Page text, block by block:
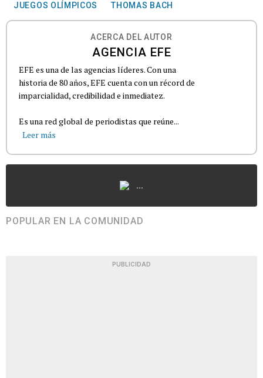
JUEGOS OLÍMPICOS
THOMAS BACH
ACERCA DEL AUTOR
AGENCIA EFE
EFE es una de las agencias líderes. Con una
historia de 80 años, EFE cuenta con un récord de
imparcialidad, credibilidad e inmediatez.
Es una red global de periodistas que reúne...
Leer más
...
POPULAR EN LA COMUNIDAD
PUBLICIDAD